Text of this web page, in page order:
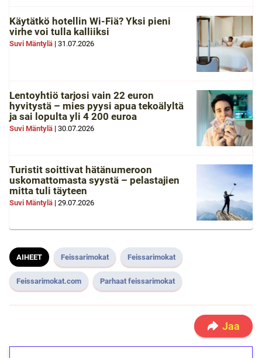
Käytätkö hotellin Wi-Fiä? Yksi pieni
virhe voi tulla kalliiksi
Suvi Mäntylä | 31.07.2026
Lentoyhtiö tarjosi vain 22 euron
hyvitystä – mies pyysi apua tekoälyltä
ja sai lopulta yli 4 200 euroa
Suvi Mäntylä | 30.07.2026
Turistit soittivat hätänumeroon
uskomattomasta syystä – pelastajien
mitta tuli täyteen
Suvi Mäntylä | 29.07.2026
AIHEET Feissarimokat Feissarimokat
Feissarimokat.com Parhaat feissarimokat
Jaa